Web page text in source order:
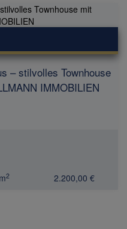
– stilvolles Townhouse
IMMOBILIEN
2 2.200,00 €